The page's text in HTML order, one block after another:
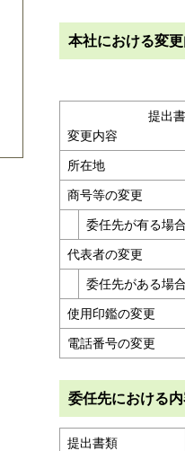
本社における変
提出
変更内容
所在地
商号等の変更
委任先が有る場合
代表者の変更
委任先がある場合
使用印鑑の変更
電話番号の変更
委任先における
提出書類